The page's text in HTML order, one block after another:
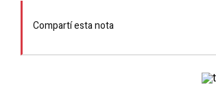
Compartí esta nota